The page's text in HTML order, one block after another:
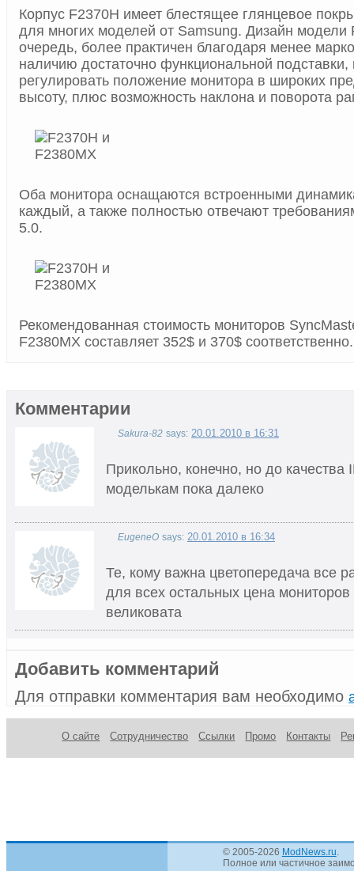
Корпус F2370H имеет блестящее глянцевое
для многих моделей от Samsung. Дизайн модели
очередь, более практичен благодаря менее
наличию достаточно функциональной подставки,
регулировать положение монитора в широких
высоту, плюс возможность наклона и поворота
Оба монитора оснащаются встроенными
каждый, а также полностью отвечают
5.0.
Рекомендованная стоимость мониторов
F2380MX составляет 352$ и 370$ соответственно.
Комментарии
Sakura-82 says: 20.01.2010 в 16:31
Прикольно, конечно, но до качества
моделькам пока далеко
EugeneO says: 20.01.2010 в 16:34
Те, кому важна цветопередача все
для всех остальных цена мониторов
великовата
Добавить комментарий
Для отправки комментария вам необходимо
О сайте Сотрудничество Ссылки Промо Контакты
© 2005-2026 ModNews.ru
Полное или частичное